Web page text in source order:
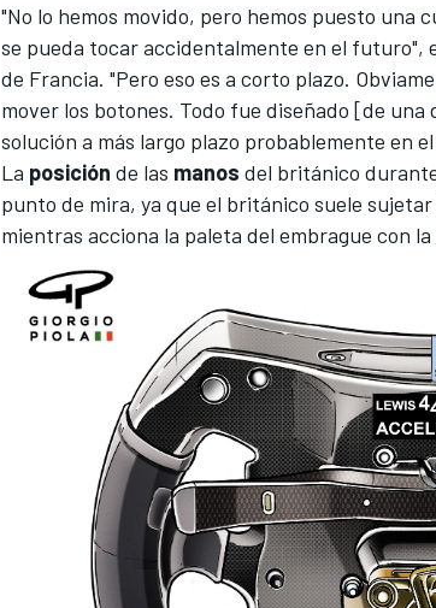
"No lo hemos movido, pero hemos puesto una
se pueda tocar accidentalmente en el futuro",
de Francia. "Pero eso es a corto plazo.
mover los botones. Todo fue diseñado [de
solución a más largo plazo probablemente en
La posición de las manos del británico
punto de mira, ya que el británico suele
mientras acciona la paleta del embrague con